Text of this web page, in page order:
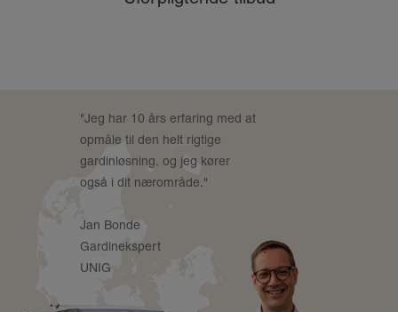
"Jeg har 10 års erfaring med at
opmåle til den helt rigtige
gardinløsning, og jeg kører
også i dit nærområde."
Jan Bonde
Gardinekspert
UNIG